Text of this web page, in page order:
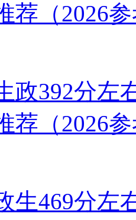
荐（2026
政392分左
荐（2026
生469分左